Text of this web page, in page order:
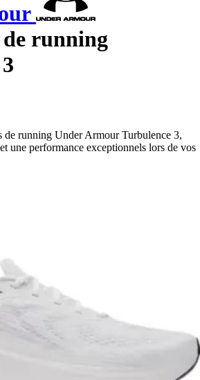
de running
de running Under Armour Turbulence 3,
une performance exceptionnels lors de vos